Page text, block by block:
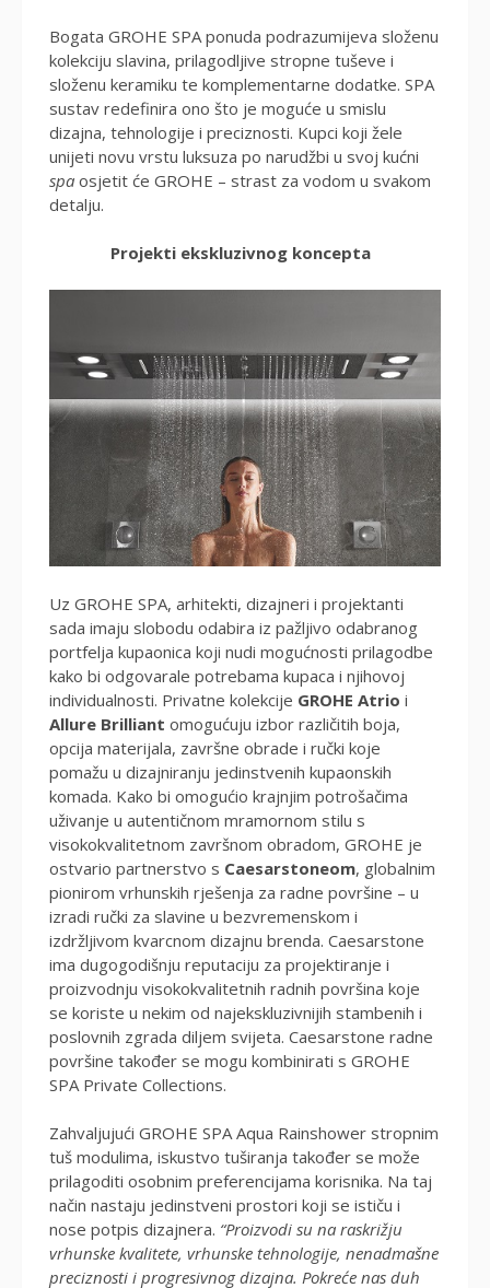
Bogata GROHE SPA ponuda podrazumijeva složenu
kolekciju slavina, prilagodljive stropne tuševe i
složenu keramiku te komplementarne dodatke. SPA
sustav redefinira ono što je moguće u smislu
dizajna, tehnologije i preciznosti. Kupci koji žele
unijeti novu vrstu luksuza po narudžbi u svoj kućni
spa osjetit će GROHE – strast za vodom u svakom
detalju.
Projekti ekskluzivnog koncepta
Uz GROHE SPA, arhitekti, dizajneri i projektanti
sada imaju slobodu odabira iz pažljivo odabranog
portfelja kupaonica koji nudi mogućnosti prilagodbe
kako bi odgovarale potrebama kupaca i njihovoj
individualnosti. Privatne kolekcije GROHE Atrio i
Allure Brilliant omogućuju izbor različitih boja,
opcija materijala, završne obrade i ručki koje
pomažu u dizajniranju jedinstvenih kupaonskih
komada. Kako bi omogućio krajnjim potrošačima
uživanje u autentičnom mramornom stilu s
visokokvalitetnom završnom obradom, GROHE je
ostvario partnerstvo s Caesarstoneom, globalnim
pionirom vrhunskih rješenja za radne površine – u
izradi ručki za slavine u bezvremenskom i
izdržljivom kvarcnom dizajnu brenda. Caesarstone
ima dugogodišnju reputaciju za projektiranje i
proizvodnju visokokvalitetnih radnih površina koje
se koriste u nekim od najekskluzivnijih stambenih i
poslovnih zgrada diljem svijeta. Caesarstone radne
površine također se mogu kombinirati s GROHE
SPA Private Collections.
Zahvaljujući GROHE SPA Aqua Rainshower stropnim
tuš modulima, iskustvo tuširanja također se može
prilagoditi osobnim preferencijama korisnika. Na taj
način nastaju jedinstveni prostori koji se ističu i
nose potpis dizajnera. “Proizvodi su na raskrižju
vrhunske kvalitete, vrhunske tehnologije, nenadmašne
preciznosti i progresivnog dizajna. Pokreće nas duh